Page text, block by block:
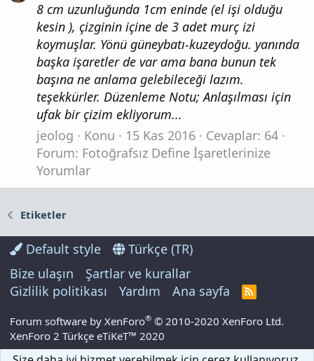
8 cm uzunluğunda 1cm eninde (el işi olduğu
kesin ), çizginin içine de 3 adet murç izi
koymuşlar. Yönü güneybatı-kuzeydoğu. yanında
başka işaretler de var ama bana bunun tek
başına ne anlama gelebileceği lazım.
teşekkürler. Düzenleme Notu; Anlaşılması için
ufak bir çizim ekliyorum...
jeolog
Konu 15 Kas 2016
Cevaplar: 64
Forum: Fotoğrafsız Define İşaretlerinize
Yorumlar
Etiketler
Default style
Türkçe (TR)
Bize ulaşın
Şartlar ve kurallar
Gizlilik politikası
Yardım Ana sayfa
R
S
Forum software by XenForo® © 2010-2020 XenForo Ltd.
XenForo 2 Türkçe eTiKeT™ 2020